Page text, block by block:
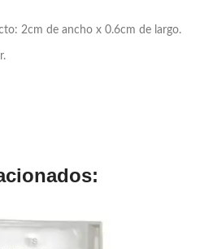
2cm de ancho x 0.6cm de largo.